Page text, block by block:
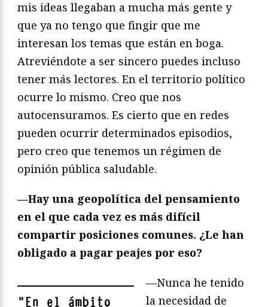
mis ideas llegaban a mucha más gente y
que ya no tengo que fingir que me
interesan los temas que están en boga.
Atreviéndote a ser sincero puedes incluso
tener más lectores. En el territorio político
ocurre lo mismo. Creo que nos
autocensuramos. Es cierto que en redes
pueden ocurrir determinados episodios,
pero creo que tenemos un régimen de
opinión pública saludable.
—Hay una geopolítica del pensamiento
en el que cada vez es más difícil
compartir posiciones comunes. ¿Le han
obligado a pagar peajes por eso?
"En el ámbito
—Nunca he tenido
la necesidad de